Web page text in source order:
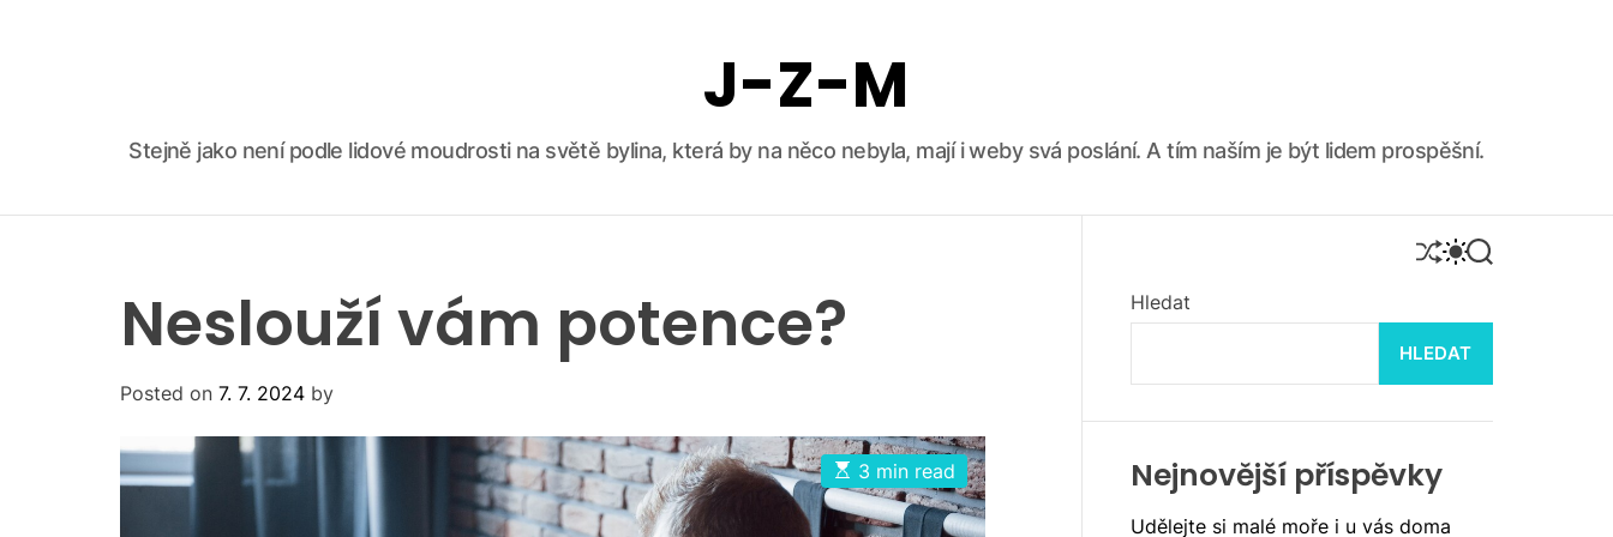
o
J-Z-M
Stejně jako není podle lidové moudrosti na světě bylina, která by na něco nebyla, mají i weby svá poslání. A tím naším je být lidem prospěšní.
S
H
L
S
W
H
L
R
D
S
E
H
Neslouží vám potence?
Posted on 7. 7. 2024 by
E
s
t
3 min read
Hledat
HLEDAT
Nejnovější příspěvky
Udělejte si malé moře i u vás doma